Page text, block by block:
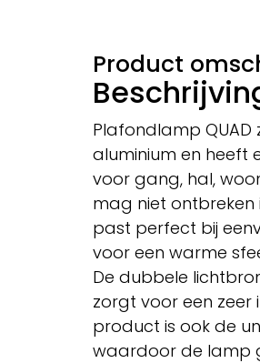
Product
Plafondlamp QUAD
aluminium en heeft
voor gang, hal,
mag niet ontbreken
past perfect bij
voor een warme
De dubbele
zorgt voor een zeer
product is ook de
waardoor de lamp